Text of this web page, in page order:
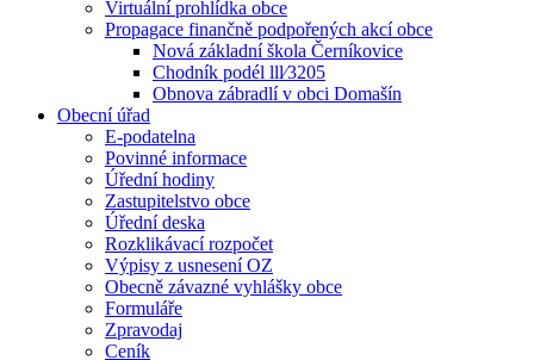
Virtuální prohlídka obce
Propagace finančně podpořených akcí obce
Nová základní škola Černíkovice
Chodník podél lll⁄3205
Obnova zábradlí v obci Domašín
Obecní úřad
E-podatelna
Povinné informace
Úřední hodiny
Zastupitelstvo obce
Úřední deska
Rozklikávací rozpočet
Výpisy z usnesení OZ
Obecně závazné vyhlášky obce
Formuláře
Zpravodaj
Ceník